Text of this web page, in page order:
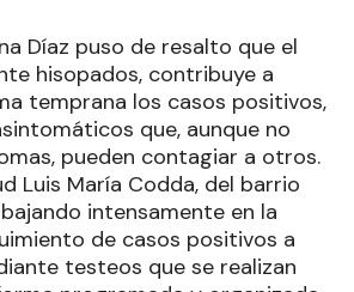
Díaz puso de resalto que el
hisopados, contribuye a
temprana los casos positivos,
que, aunque no
pueden contagiar a otros.
Luis María Codda, del barrio
intensamente en la
de casos positivos a
testeos que se realizan